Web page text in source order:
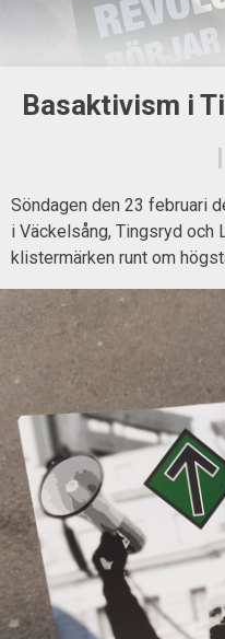
Basaktivism i
Söndagen den 23 februari
i Väckelsång, Tingsryd och
klistermärken runt om